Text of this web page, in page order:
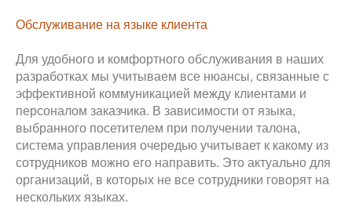
Обслуживание на языке клиента
Для удобного и комфортного обслуживания в наших
разработках мы учитываем все нюансы, связанные с
эффективной коммуникацией между клиентами и
персоналом заказчика. В зависимости от языка,
выбранного посетителем при получении талона,
система управления очередью учитывает к какому из
сотрудников можно его направить. Это актуально для
организаций, в которых не все сотрудники говорят на
нескольких языках.